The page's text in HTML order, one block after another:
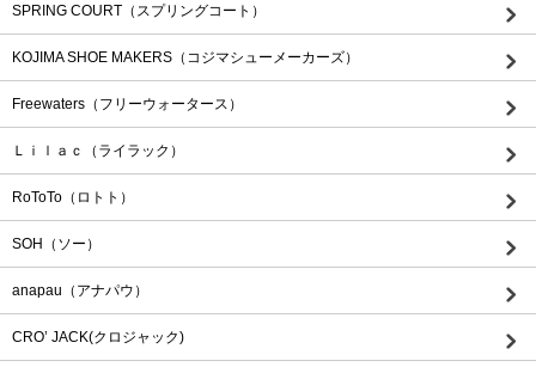
SPRING COURT（スプリングコート）
KOJIMA SHOE MAKERS（コジマシューメーカーズ）
Freewaters（フリーウォータース）
Ｌｉｌａｃ（ライラック）
RoToTo（ロトト）
SOH（ソー）
anapau（アナパウ）
CRO’ JACK(クロジャック)